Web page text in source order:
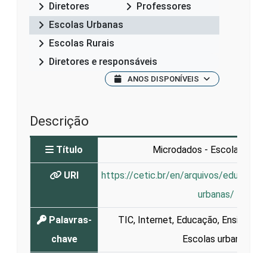
Diretores
Professores
Escolas Urbanas
Escolas Rurais
Diretores e responsáveis
ANOS DISPONÍVEIS
Descrição
Título Microdados - Escolas
URI
https://cetic.br/en/arquivos/
urbanas/
Palavras-
chave
TIC, Internet, Educação, Ensino
Escolas urbanas